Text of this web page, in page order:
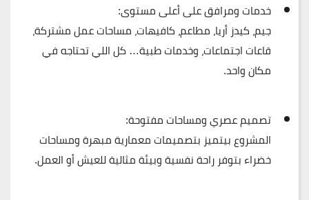
خدمات ومرافق على أعلى مستوى:
جيم، كيدز أريا، مطاعم، كافيهات، مساحات عمل مشتركة،
قاعات اجتماعات، وخدمات طبية… كل اللي تحتاجه في
مكان واحد.
تصميم عصري ومساحات مفتوحة:
المشروع بيتميز بتصميمات معمارية مبهرة ومساحات
خضراء بتوفر راحة نفسية وبيئة مثالية للعيش أو العمل.